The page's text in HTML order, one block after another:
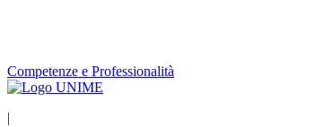
Competenze e Professionalità
|